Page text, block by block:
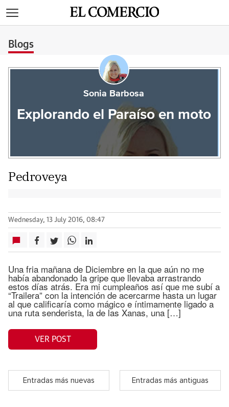
Blogs
Sonia Barbosa
Explorando el Paraíso en moto
Pedroveya
Wednesday, 13 July 2016, 08:47
Una fria mañana de Diciembre en la que aún no me
había abandonado la gripe que llevaba arrastrando
estos días atrás. Era mi cumpleaños así que me subí a
“Trailera” con la intención de acercarme hasta un lugar
al que calificaría como mágico e íntimamente ligado a
una ruta senderista, la de las Xanas, una […]
VER POST
Entradas más nuevas Entradas más antiguas